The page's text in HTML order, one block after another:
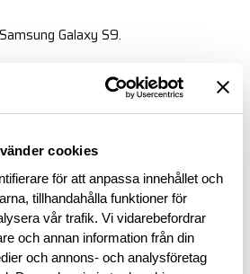
cookies
för att anpassa innehållet och
tillhandahålla funktioner för
vår trafik. Vi vidarebefordrar
och annan information från din
och annons- och analysföretag
Galaxy S9.